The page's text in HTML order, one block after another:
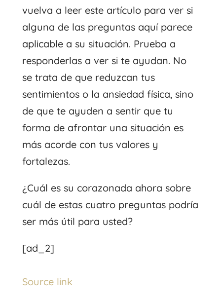
vuelva a leer este artículo para ver si
alguna de las preguntas aquí parece
aplicable a su situación. Prueba a
responderlas a ver si te ayudan. No
se trata de que reduzcan tus
sentimientos o la ansiedad física, sino
de que te ayuden a sentir que tu
forma de afrontar una situación es
más acorde con tus valores y
fortalezas.
¿Cuál es su corazonada ahora sobre
cuál de estas cuatro preguntas podría
ser más útil para usted?
[ad_2]
Source link